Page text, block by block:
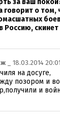
за ваш
говорит о
Россию,
ж _ 18.03.2014 20:01
на досуге,
позором и
и